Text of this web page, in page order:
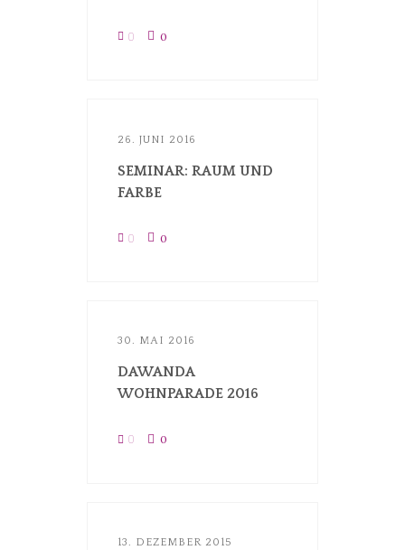
0 0
26. JUNI 2016
SEMINAR: RAUM UND
FARBE
0 0
30. MAI 2016
DAWANDA
WOHNPARADE 2016
0 0
13. DEZEMBER 2015